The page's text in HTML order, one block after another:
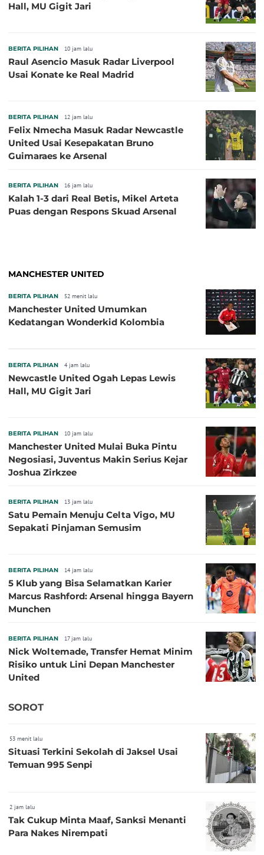
Hall, MU Gigit Jari
BERITA PILIHAN 10 jam lalu
Raul Asencio Masuk Radar Liverpool
Usai Konate ke Real Madrid
BERITA PILIHAN 12 jam lalu
Felix Nmecha Masuk Radar Newcastle
United Usai Kesepakatan Bruno
Guimaraes ke Arsenal
BERITA PILIHAN 16 jam lalu
Kalah 1-3 dari Real Betis, Mikel Arteta
Puas dengan Respons Skuad Arsenal
MANCHESTER UNITED
BERITA PILIHAN 52 menit lalu
Manchester United Umumkan
Kedatangan Wonderkid Kolombia
BERITA PILIHAN 4 jam lalu
Newcastle United Ogah Lepas Lewis
Hall, MU Gigit Jari
BERITA PILIHAN 10 jam lalu
Manchester United Mulai Buka Pintu
Negosiasi, Juventus Makin Serius Kejar
Joshua Zirkzee
BERITA PILIHAN 13 jam lalu
Satu Pemain Menuju Celta Vigo, MU
Sepakati Pinjaman Semusim
BERITA PILIHAN 14 jam lalu
5 Klub yang Bisa Selamatkan Karier
Marcus Rashford: Arsenal hingga Bayern
Munchen
BERITA PILIHAN 17 jam lalu
Nick Woltemade, Transfer Hemat Minim
Risiko untuk Lini Depan Manchester
United
SOROT
53 menit lalu
Situasi Terkini Sekolah di Jaksel Usai
Temuan 995 Senpi
2 jam lalu
Tak Cukup Minta Maaf, Sanksi Menanti
Para Nakes Nirempati